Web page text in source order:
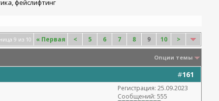
9 из 10 « Первая < 5 6 7 8 9 10 >
Опции темы
#161
Регистрация: 25.09.2023
Сообщений: 555